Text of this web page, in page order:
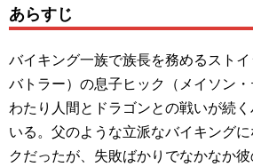
あらすじ
バイキング一族で族長を務めるスト
バトラー）の息子ヒック（メイソン
わたり人間とドラゴンとの戦いが続
いる。父のような立派なバイキング
クだったが、失敗ばかりでなかなか